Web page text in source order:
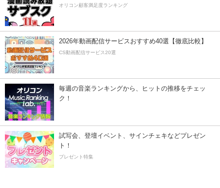
オリコン顧客満足度ランキング
2026年動画配信サービスおすすめ40選【徹底比較】
CS動画配信サービス20選
毎週の音楽ランキングから、ヒットの推移をチェッ
ク！
試写会、登壇イベント、サインチェキなどプレゼン
ト！
プレゼント特集